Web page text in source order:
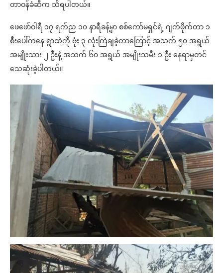
တာဝန်ခံဆီက သိရပါတယ်။
ဖေဖော်ဝါရီ ၁၇ ရက်ည ၁၀ နာရီခန့်မှာ စစ်ကော်မရှင်ရဲ့ ဂျက်ဖိုက်တာ ၁
စီးပေါ်ကနေ ရွာထဲကို ဗုံး ၃ လုံးကြဲချခဲ့တာကြောင့် အသက် ၅၀ အရွယ်
အမျိုးသား ၂ ဦးနဲ့ အသက် ၆၀ အရွယ် အမျိုးသမီး ၁ ဦး နေရာမှတင်
သေဆုံးခဲ့ပါတယ်။